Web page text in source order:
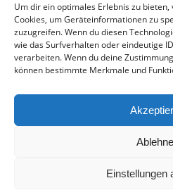
Um dir ein optimales Erlebnis zu
Cookies, um Geräteinformationen zu
zuzugreifen. Wenn du diesen
wie das Surfverhalten oder eindeutige
verarbeiten. Wenn du deine
können bestimmte Merkmale und
Einstellungen
3:0 P. Muth
3:1
4:1 Sauer
Alle bisherigen Partien der
anzeigen